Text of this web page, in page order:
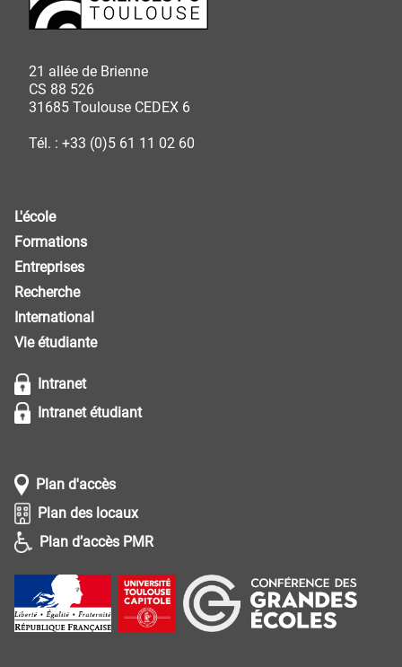
21 allée de Brienne
CS 88 526
31685 Toulouse CEDEX 6
Tél. : +33 (0)5 61 11 02 60
L'école
Formations
Entreprises
Recherche
International
Vie étudiante
Intranet
Intranet étudiant
Plan d'accès
Plan des locaux
Plan d’accès PMR